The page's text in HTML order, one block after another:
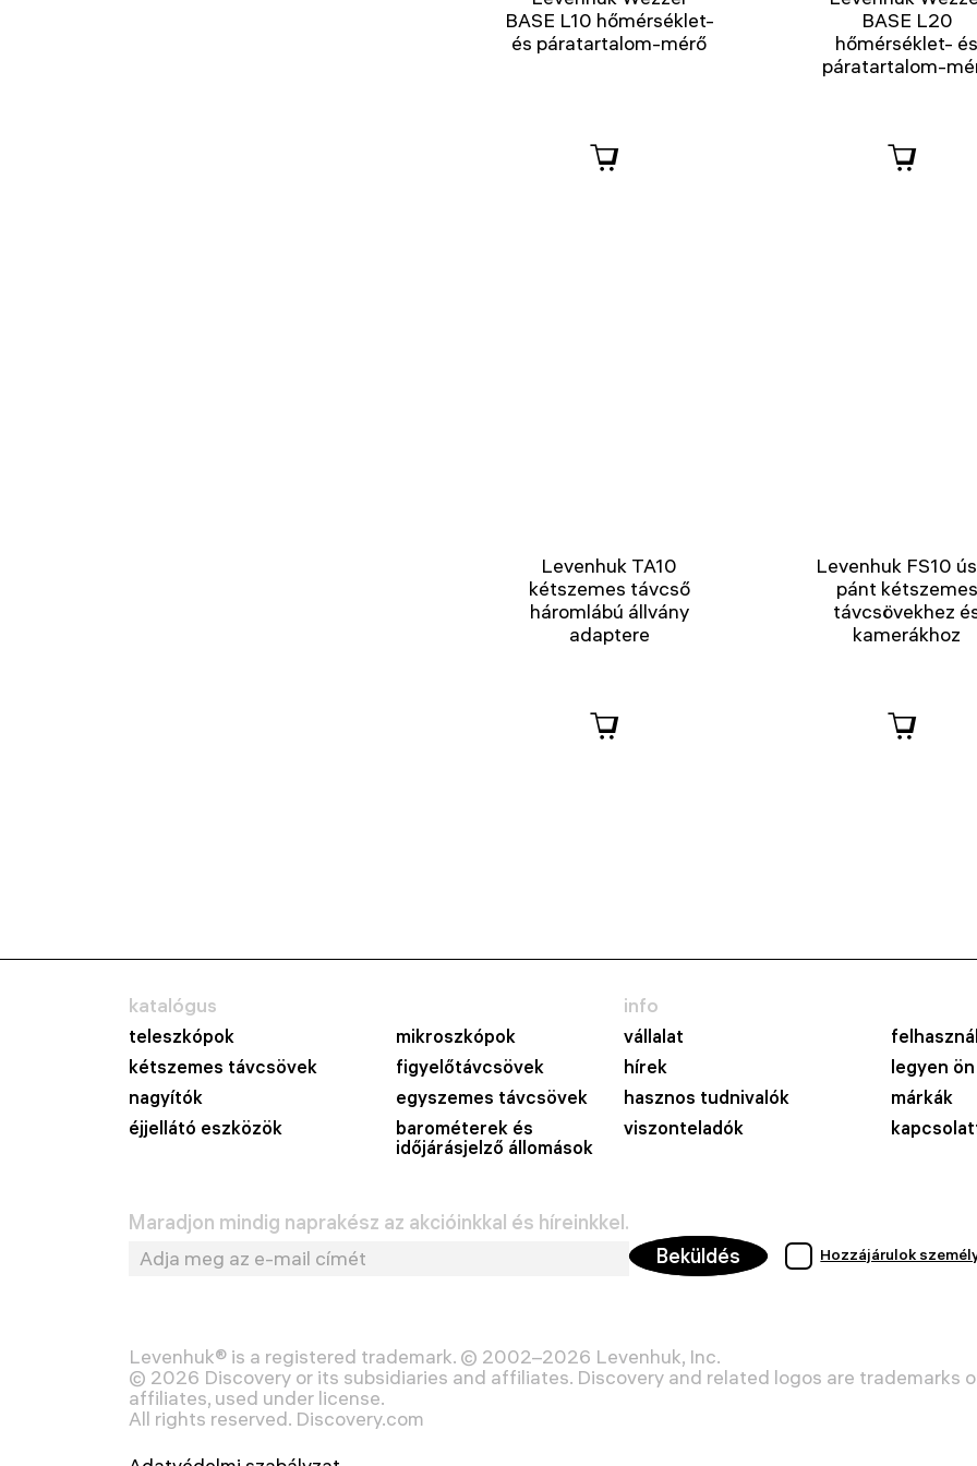
BASE L10 hőmérséklet-
és páratartalom-mérő
BASE L20
hőmérséklet- és
páratartalom-
Levenhuk TA10
kétszemes távcső
háromlábú állvány
adaptere
Levenhuk FS10
pánt kétszemes
távcsövekhez
kamerákhoz
katalógus
teleszkópok
mikroszkópok
kétszemes távcsövek
figyelőtávcsövek
nagyítók
egyszemes távcsövek
éjjellátó eszközök
barométerek és
időjárásjelző állomások
info
vállalat
hírek
legyen
hasznos tudnivalók
márkák
viszonteladók
Maradjon mindig naprakész az akcióinkkal és híreinkkel.
Beküldés
Hozzájárulok
Levenhuk® is a registered trademark. © 2002–2026 Levenhuk, Inc.
© 2026 Discovery or its subsidiaries and affiliates. Discovery and related logos are trademarks
affiliates, used under license.
All rights reserved. Discovery.com